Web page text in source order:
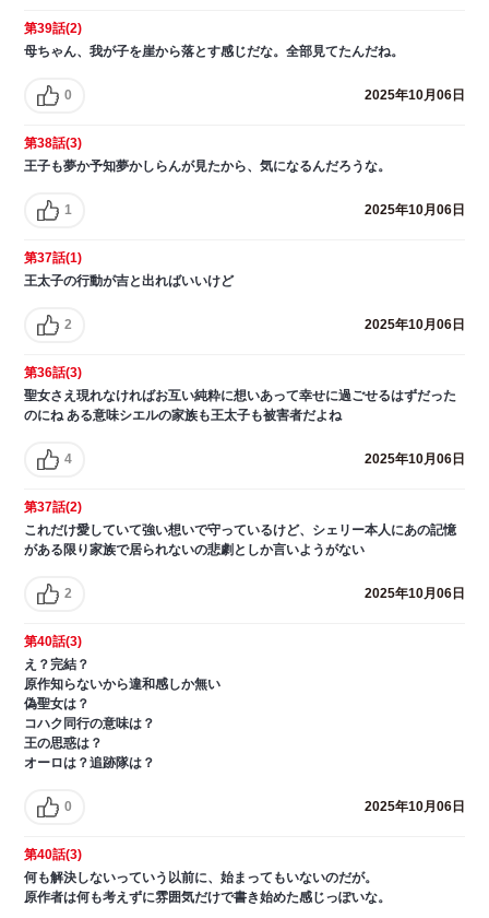
第39話(2)
母ちゃん、我が子を崖から落とす感じだな。全部見てたんだね。
0 2025年10月06日
第38話(3)
王子も夢か予知夢かしらんが見たから、気になるんだろうな。
1 2025年10月06日
第37話(1)
王太子の行動が吉と出ればいいけど
2 2025年10月06日
第36話(3)
聖女さえ現れなければお互い純粋に想いあって幸せに過ごせるはずだった
のにね ある意味シエルの家族も王太子も被害者だよね
4 2025年10月06日
第37話(2)
これだけ愛していて強い想いで守っているけど、シェリー本人にあの記憶
がある限り家族で居られないの悲劇としか言いようがない
2 2025年10月06日
第40話(3)
え？完結？
原作知らないから違和感しか無い
偽聖女は？
コハク同行の意味は？
王の思惑は？
オーロは？追跡隊は？
0 2025年10月06日
第40話(3)
何も解決しないっていう以前に、始まってもいないのだが。
原作者は何も考えずに雰囲気だけで書き始めた感じっぽいな。